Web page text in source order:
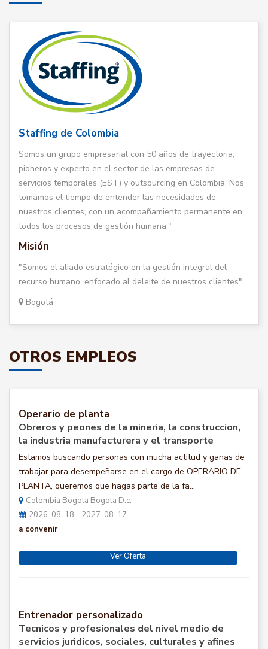
Staffing de Colombia
Somos un grupo empresarial con 50 años de trayectoria,
pioneros y experto en el sector de las empresas de
servicios temporales (EST) y outsourcing en Colombia. Nos
tomamos el tiempo de entender las necesidades de
nuestros clientes, con un acompañamiento permanente en
todos los procesos de gestión humana."
Misión
"Somos el aliado estratégico en la gestión integral del
recurso humano, enfocado al deleite de nuestros clientes".
Bogotá
OTROS EMPLEOS
Operario de planta
Obreros y peones de la mineria, la construccion,
la industria manufacturera y el transporte
Estamos buscando personas con mucha actitud y ganas de
trabajar para desempeñarse en el cargo de OPERARIO DE
PLANTA, queremos que hagas parte de la fa...
Colombia Bogota Bogota D.c.
2026-08-18 - 2027-08-17
a convenir
Ver Oferta
Entrenador personalizado
Tecnicos y profesionales del nivel medio de
servicios juridicos, sociales, culturales y afines